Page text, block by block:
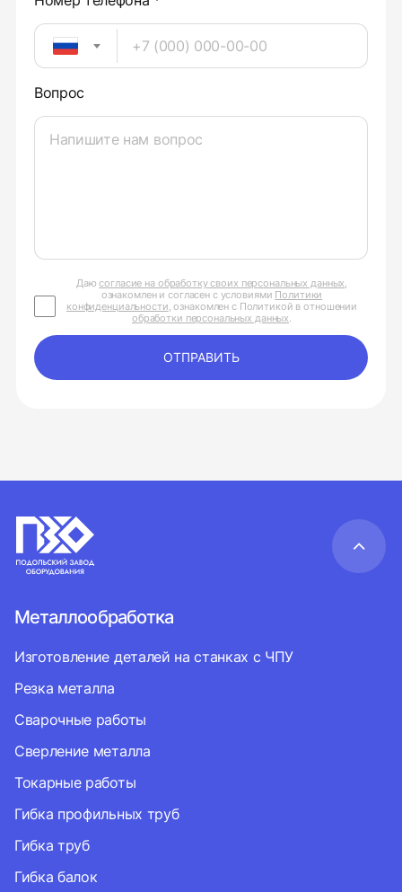
Вопрос
Даюсогласие на обработку своих персональных данных,
ознакомлен и согласен с условиями Политики
конфиденциальности, ознакомлен с Политикой в отношении
обработки персональных данных.
ОТПРАВИТЬ
Металлообработка
Изготовление деталей на станках с ЧПУ
Резка металла
Сварочные работы
Сверление металла
Токарные работы
Гибка профильных труб
Гибка труб
Гибка балок